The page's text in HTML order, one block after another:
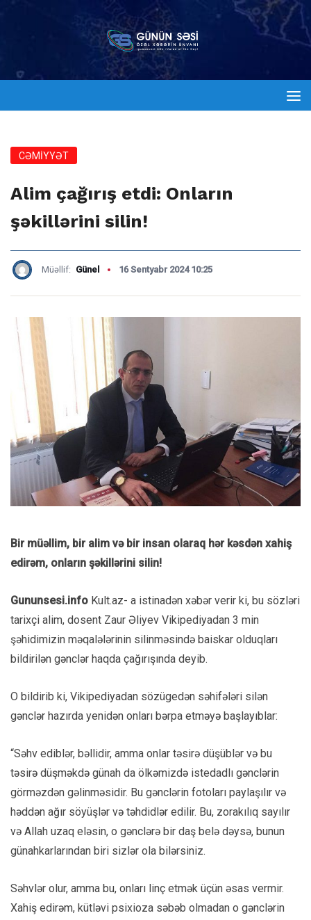
CƏMİYYƏT
Alim çağırış etdi: Onların
şəkillərini silin!
Müəllif: Günel 16 Sentyabr 2024 10:25
Bir müəllim, bir alim və bir insan olaraq hər kəsdən xahiş
edirəm, onların şəkillərini silin!
Gununsesi.info Kult.az- a istinadən xəbər verir ki, bu sözləri
tarixçi alim, dosent Zaur Əliyev Vikipediyadan 3 min
şəhidimizin məqalələrinin silinməsində baiskar olduqları
bildirilən gənclər haqda çağırışında deyib.
O bildirib ki, Vikipediyadan sözügedən səhifələri silən
gənclər hazırda yenidən onları bərpa etməyə başlayıblar:
“Səhv ediblər, bəllidir, amma onlar təsirə düşüblər və bu
təsirə düşməkdə günah da ölkəmizdə istedadlı gənclərin
görməzdən gəlinməsidir. Bu gənclərin fotoları paylaşılır və
həddən ağır söyüşlər və təhdidlər edilir. Bu, zorakılıq sayılır
və Allah uzaq eləsin, o gənclərə bir daş belə dəysə, bunun
günahkarlarından biri sizlər ola bilərsiniz.
Səhvlər olur, amma bu, onları linç etmək üçün əsas vermir.
Xahiş edirəm, kütləvi psixioza səbəb olmadan o gənclərin